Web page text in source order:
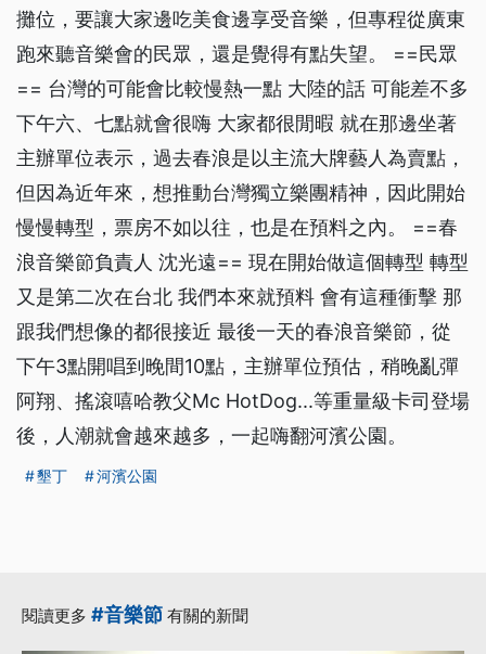
攤位，要讓大家邊吃美食邊享受音樂，但專程從廣東
跑來聽音樂會的民眾，還是覺得有點失望。 ==民眾
== 台灣的可能會比較慢熱一點 大陸的話 可能差不多
下午六、七點就會很嗨 大家都很閒暇 就在那邊坐著
主辦單位表示，過去春浪是以主流大牌藝人為賣點，
但因為近年來，想推動台灣獨立樂團精神，因此開始
慢慢轉型，票房不如以往，也是在預料之內。 ==春
浪音樂節負責人 沈光遠== 現在開始做這個轉型 轉型
又是第二次在台北 我們本來就預料 會有這種衝擊 那
跟我們想像的都很接近 最後一天的春浪音樂節，從
下午3點開唱到晚間10點，主辦單位預估，稍晚亂彈
阿翔、搖滾嘻哈教父Mc HotDog...等重量級卡司登場
後，人潮就會越來越多，一起嗨翻河濱公園。
墾丁 河濱公園
閱讀更多 #音樂節 有關的新聞